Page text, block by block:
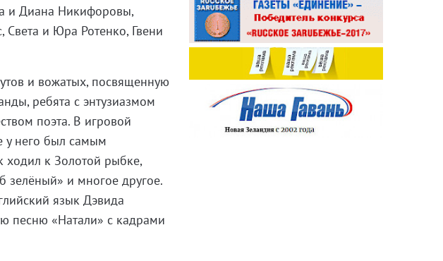
и Диана Никифоровы,
и Юра Ротенко, Гвени
и вожатых, посвященную
ребята с энтузиазмом
поэта. В игровой
у него был самым
ходил к Золотой рыбке,
зелёный» и многое другое.
язык Дэвида
песню «Натали» с кадрами